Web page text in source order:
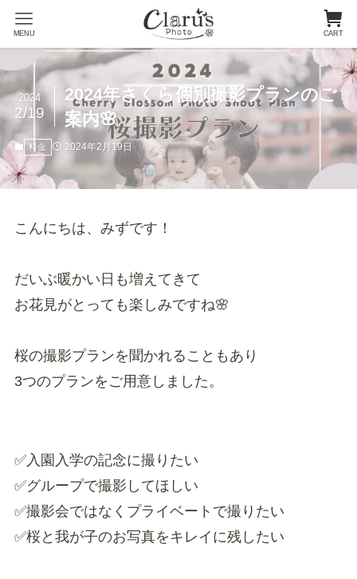
CART
MENU
2024年さくら個別撮影プランのご
案内🌸
2024
2/19
料金 2024年2月19日
こんにちは、みずです！
だいぶ暖かい日も増えてきて
お花見がとっても楽しみですね🌸
桜の撮影プランを聞かれることもあり
3つのプランをご用意しました。
✅入園入学の記念に撮りたい
✅グループで撮影してほしい
✅撮影会ではなくプライベートで撮りたい
✅桜と我が子のお写真をキレイに残したい